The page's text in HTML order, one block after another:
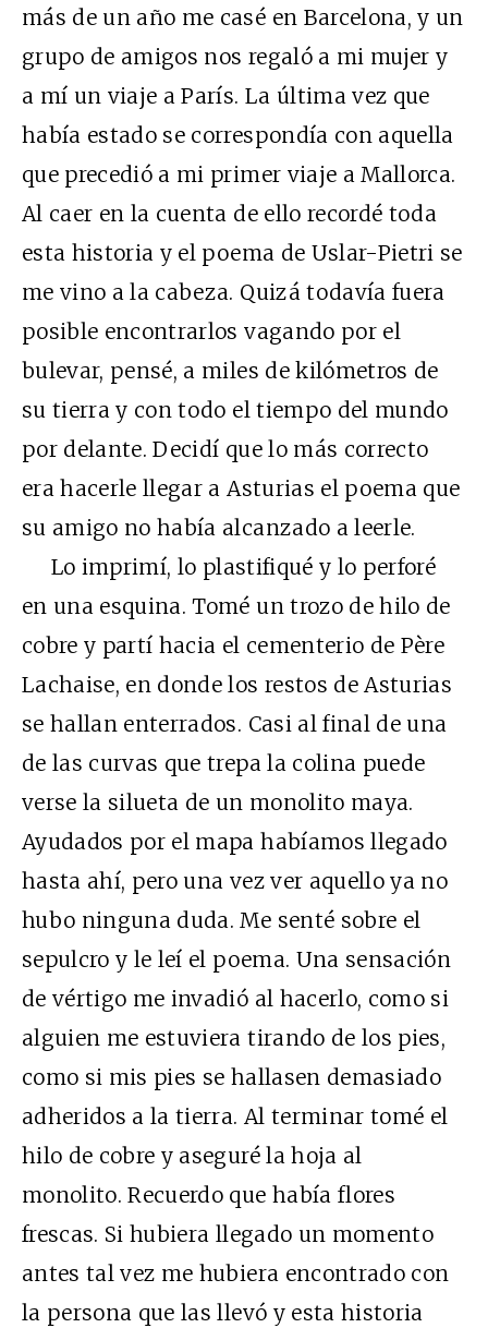
más de un año me casé en Barcelona, y un
grupo de amigos nos regaló a mi mujer y
a mí un viaje a París. La última vez que
había estado se correspondía con aquella
que precedió a mi primer viaje a Mallorca.
Al caer en la cuenta de ello recordé toda
esta historia y el poema de Uslar-Pietri se
me vino a la cabeza. Quizá todavía fuera
posible encontrarlos vagando por el
bulevar, pensé, a miles de kilómetros de
su tierra y con todo el tiempo del mundo
por delante. Decidí que lo más correcto
era hacerle llegar a Asturias el poema que
su amigo no había alcanzado a leerle.
Lo imprimí, lo plastifiqué y lo perforé
en una esquina. Tomé un trozo de hilo de
cobre y partí hacia el cementerio de Père
Lachaise, en donde los restos de Asturias
se hallan enterrados. Casi al final de una
de las curvas que trepa la colina puede
verse la silueta de un monolito maya.
Ayudados por el mapa habíamos llegado
hasta ahí, pero una vez ver aquello ya no
hubo ninguna duda. Me senté sobre el
sepulcro y le leí el poema. Una sensación
de vértigo me invadió al hacerlo, como si
alguien me estuviera tirando de los pies,
como si mis pies se hallasen demasiado
adheridos a la tierra. Al terminar tomé el
hilo de cobre y aseguré la hoja al
monolito. Recuerdo que había flores
frescas. Si hubiera llegado un momento
antes tal vez me hubiera encontrado con
la persona que las llevó y esta historia